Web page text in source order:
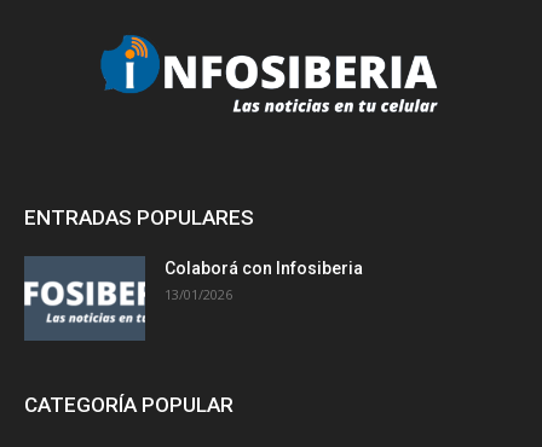
ENTRADAS POPULARES
Colaborá con Infosiberia
13/01/2026
CATEGORÍA POPULAR